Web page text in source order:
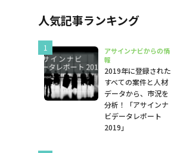
人気記事ランキング
アサインナビからの情
報
2019年に登録された
すべての案件と人材
データから、市況を
分析！「アサインナ
ビデータレポート
2019」